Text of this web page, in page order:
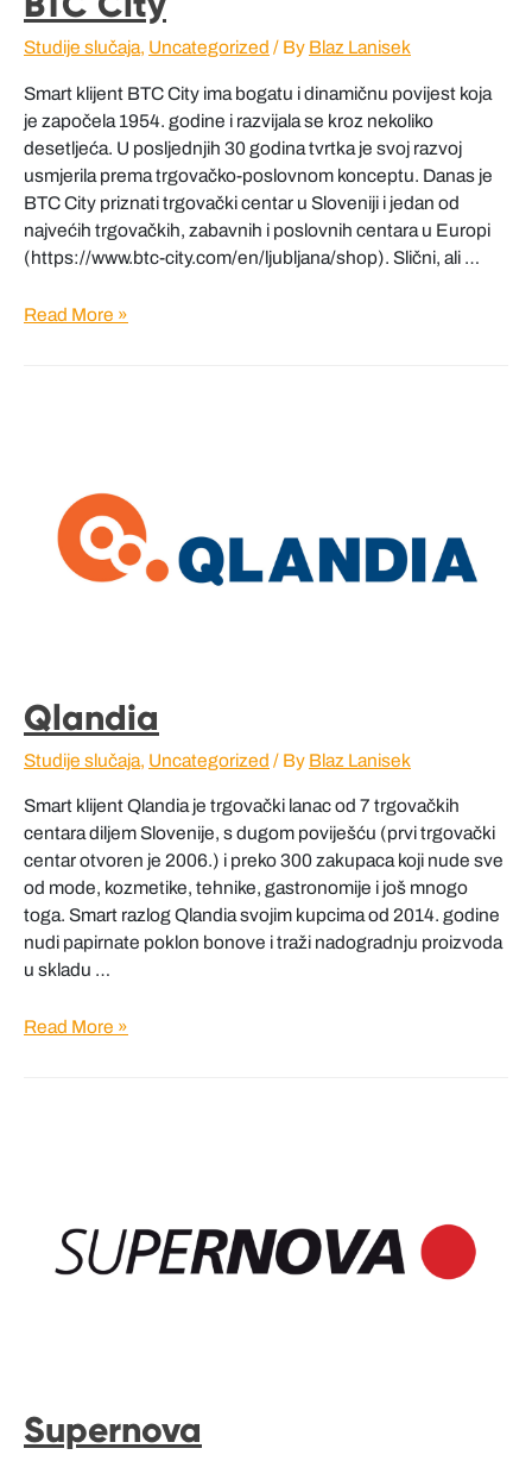
Studije slučaja, Uncategorized / By Blaz Lanisek
Smart klijent BTC City ima bogatu i dinamičnu povijest koja
je započela 1954. godine i razvijala se kroz nekoliko
desetljeća. U posljednjih 30 godina tvrtka je svoj razvoj
usmjerila prema trgovačko-poslovnom konceptu. Danas je
BTC City priznati trgovački centar u Sloveniji i jedan od
najvećih trgovačkih, zabavnih i poslovnih centara u Europi
(https://www.btc-city.com/en/ljubljana/shop). Slični, ali …
BTC
Read More »
Qlandia
Studije slučaja, Uncategorized / By Blaz Lanisek
Smart klijent Qlandia je trgovački lanac od 7 trgovačkih
centara diljem Slovenije, s dugom poviješću (prvi trgovački
centar otvoren je 2006.) i preko 300 zakupaca koji nude sve
od mode, kozmetike, tehnike, gastronomije i još mnogo
toga. Smart razlog Qlandia svojim kupcima od 2014. godine
nudi papirnate poklon bonove i traži nadogradnju proizvoda
u skladu …
Qlandia
Read More »
Supernova